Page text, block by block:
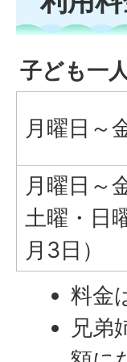
子ども一
月曜日～
月曜日～
土曜・日
月3日）
料金
兄弟